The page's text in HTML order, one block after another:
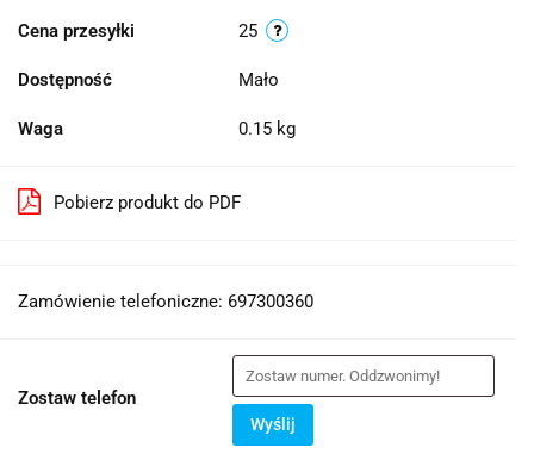
Cena przesyłki 25
Dostępność Mało
Waga 0.15 kg
Pobierz produkt do PDF
Zamówienie telefoniczne: 697300360
Zostaw telefon
Wyślij